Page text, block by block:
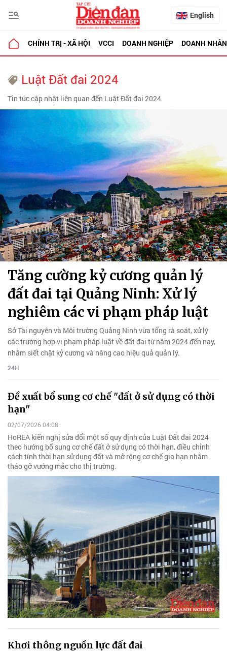
English
CHÍNH TRỊ - XÃ HỘI VCCI DOANH NGHIỆP DOANH NHÂN
Luật Đất đai 2024
Tin tức cập nhật liên quan đến Luật Đất đai 2024
Tăng cường kỷ cương quản lý
đất đai tại Quảng Ninh: Xử lý
nghiêm các vi phạm pháp luật
Sở Tài nguyên và Môi trường Quảng Ninh vừa tổng rà soát, xử lý
các trường hợp vi phạm pháp luật về đất đai từ năm 2024 đến nay,
nhằm siết chặt kỷ cương và nâng cao hiệu quả quản lý.
24H
Đề xuất bổ sung cơ chế "đất ở sử dụng có thời
hạn"
02/07/2026 04:08
HoREA kiến nghị sửa đổi một số quy định của Luật Đất đai 2024
theo hướng bổ sung cơ chế đất ở sử dụng có thời hạn, điều chỉnh
cách tính thời hạn sử dụng đất và mở rộng cơ chế gia hạn nhằm
tháo gỡ vướng mắc cho thị trường.
Khơi thông nguồn lực đất đai